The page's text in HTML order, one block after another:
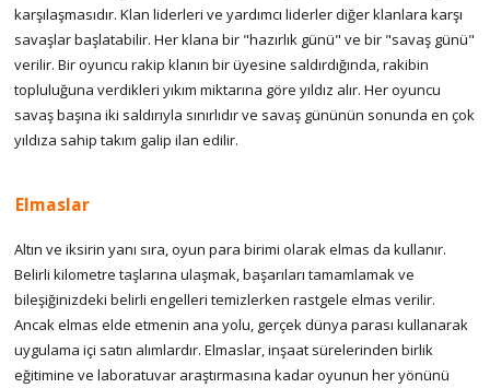
karşılaşmasıdır. Klan liderleri ve yardımcı liderler diğer klanlara karşı
savaşlar başlatabilir. Her klana bir "hazırlık günü" ve bir "savaş günü"
verilir. Bir oyuncu rakip klanın bir üyesine saldırdığında, rakibin
topluluğuna verdikleri yıkım miktarına göre yıldız alır. Her oyuncu
savaş başına iki saldırıyla sınırlıdır ve savaş gününün sonunda en çok
yıldıza sahip takım galip ilan edilir.
Elmaslar
Altın ve iksirin yanı sıra, oyun para birimi olarak elmas da kullanır.
Belirli kilometre taşlarına ulaşmak, başarıları tamamlamak ve
bileşiğinizdeki belirli engelleri temizlerken rastgele elmas verilir.
Ancak elmas elde etmenin ana yolu, gerçek dünya parası kullanarak
uygulama içi satın alımlardır. Elmaslar, inşaat sürelerinden birlik
eğitimine ve laboratuvar araştırmasına kadar oyunun her yönünü